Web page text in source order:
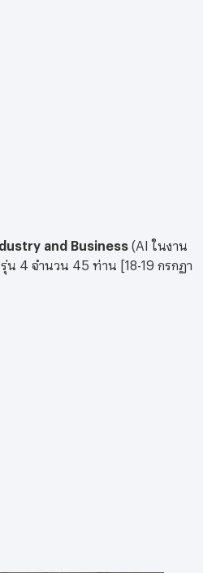
and Business (AI ในงาน
รุ่น 4 จำนวน 45 ท่าน [18-19 กรกฏา